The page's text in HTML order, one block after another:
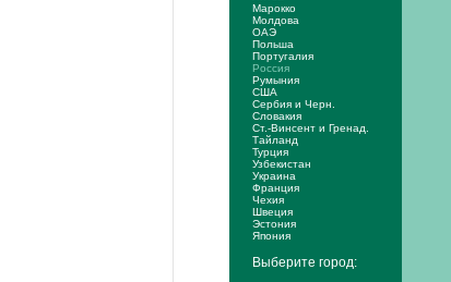
Марокко
Молдова
ОАЭ
Польша
Португалия
Россия
Румыния
США
Сербия и Черн.
Словакия
Ст.-Винсент и Гренад.
Тайланд
Турция
Узбекистан
Украина
Франция
Чехия
Швеция
Эстония
Япония
Выберите город: